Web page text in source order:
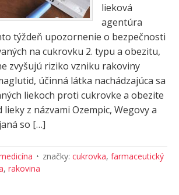
lieková
agentúra
týždeň upozornenie o bezpečnosti
na cukrovku 2. typu a obezitu,
zvyšujú riziko vzniku rakoviny
účinná látka nachádzajúca sa
liekoch proti cukrovke a obezite
z názvami Ozempic, Wegovy a
so […]
značky: cukrovka, farmaceutický
, rakovina